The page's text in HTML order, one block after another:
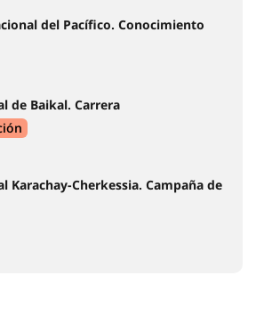
del Pacífico. Conocimiento
de Baikal. Carrera
Karachay-Cherkessia. Campaña de